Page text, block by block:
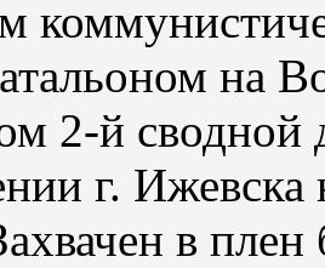
на
2-й сводной
г.
в